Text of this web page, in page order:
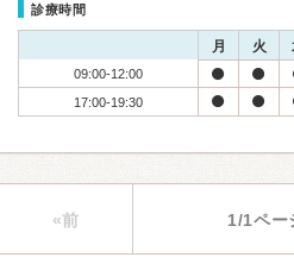
診療時間
月 火
09:00-12:00
17:00-19:30
«前 1/1ペー